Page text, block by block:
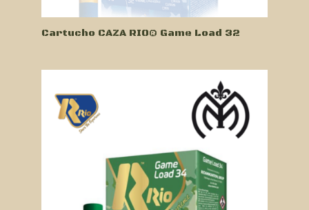
Cartucho CAZA RIO® Game Load 32